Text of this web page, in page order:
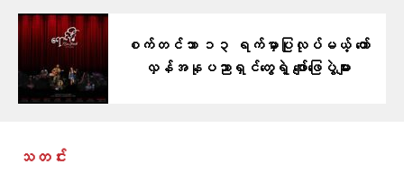
စက်တင်ဘာ ၁၃ ရက်မှာပြုလုပ်မယ့် တော်
လှန်အနုပညာရှင်တွေရဲ့ ဖျော်ဖြေပွဲများ
သတင်း